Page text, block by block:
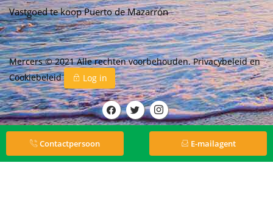
Vastgoed te koop Puerto de Mazarrón
Mercers © 2021 Alle rechten voorbehouden.Privacybeleiden
Cookiebeleid
Log in
Contactpersoon E-mailagent